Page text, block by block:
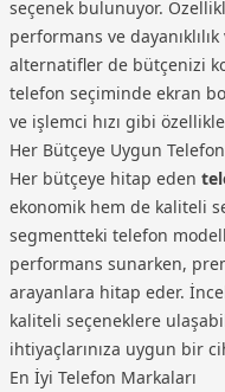
seçenek bulunuyor.
performans ve
alternatifler de bütçenizi
telefon seçiminde ekran
ve işlemci hızı gibi
Her Bütçeye Uygun
Her bütçeye hitap eden
ekonomik hem de kaliteli
segmentteki telefon
performans sunarken,
arayanlara hitap eder.
kaliteli seçeneklere
ihtiyaçlarınıza uygun bir
En İyi Telefon Markaları